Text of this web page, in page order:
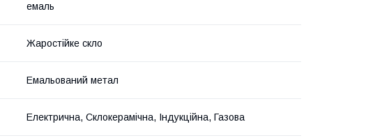
емаль
Жаростійке скло
Емальований метал
Електрична, Склокерамічна, Індукційна, Газова